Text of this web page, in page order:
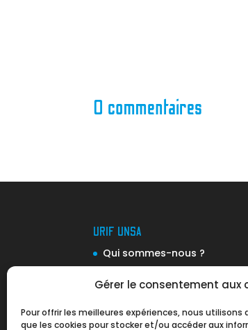
Gérer le consentement aux
Pour offrir les meilleures expériences, nous
que les cookies pour stocker et/ou accéder aux
0 commentaires
URIF UNSA
Qui sommes-nous ?
Nos Valeurs